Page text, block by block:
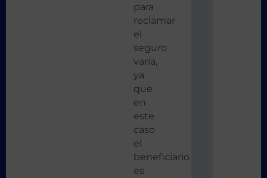
para
reclamar
el
seguro
varía,
ya
que
en
este
caso
el
beneficiario
es